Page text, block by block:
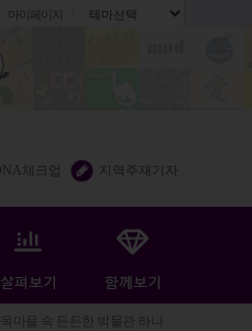
마이페이지
체크업 지역주재기자
옥마을 속 든든한 박물관 하나